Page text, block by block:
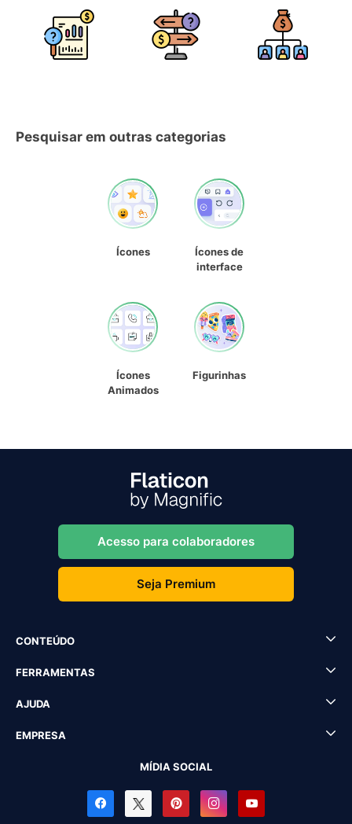
Pesquisar em outras categorias
Ícones
Ícones de
interface
Ícones
Animados
Figurinhas
Acesso para colaboradores
Seja Premium
CONTEÚDO
FERRAMENTAS
AJUDA
EMPRESA
MÍDIA SOCIAL